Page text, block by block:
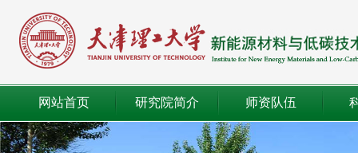
网站首页 研究院简介 师资队伍